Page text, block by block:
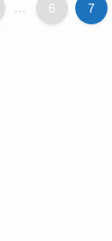
... 6 7